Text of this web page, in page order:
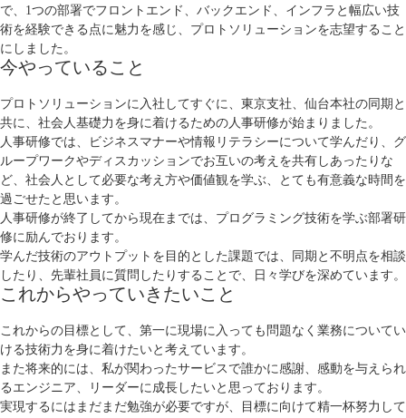
で、1つの部署でフロントエンド、バックエンド、インフラと幅広い技
術を経験できる点に魅力を感じ、プロトソリューションを志望すること
にしました。
今やっていること
プロトソリューションに入社してすぐに、東京支社、仙台本社の同期と
共に、社会人基礎力を身に着けるための人事研修が始まりました。
人事研修では、ビジネスマナーや情報リテラシーについて学んだり、グ
ループワークやディスカッションでお互いの考えを共有しあったりな
ど、社会人として必要な考え方や価値観を学ぶ、とても有意義な時間を
過ごせたと思います。
人事研修が終了してから現在までは、プログラミング技術を学ぶ部署研
修に励んでおります。
学んだ技術のアウトプットを目的とした課題では、同期と不明点を相談
したり、先輩社員に質問したりすることで、日々学びを深めています。
これからやっていきたいこと
これからの目標として、第一に現場に入っても問題なく業務についてい
ける技術力を身に着けたいと考えています。
また将来的には、私が関わったサービスで誰かに感謝、感動を与えられ
るエンジニア、リーダーに成長したいと思っております。
実現するにはまだまだ勉強が必要ですが、目標に向けて精一杯努力して